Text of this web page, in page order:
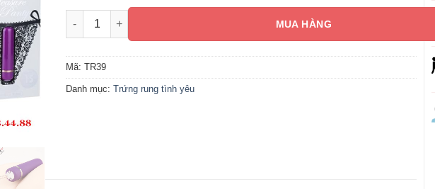
Quần chip rung điều khiển từ xa Galaku Nhật Bản số lượng
MUA HÀNG
Mã:TR39
Danh mục:Trứng rung tình yêu